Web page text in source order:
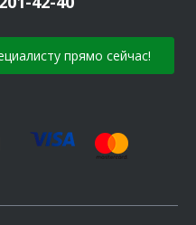
прямо сейчас!